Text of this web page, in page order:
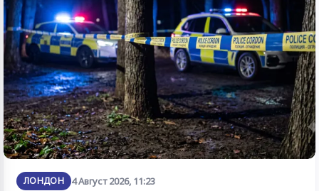
ЛОНДОН 4 Август 2026, 11:23